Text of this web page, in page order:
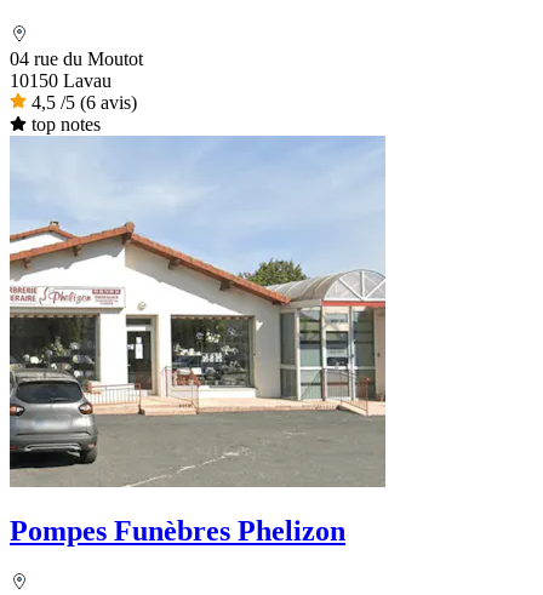
04 rue du Moutot
10150 Lavau
4,5 /5 (6 avis)
top notes
Pompes Funèbres Phelizon